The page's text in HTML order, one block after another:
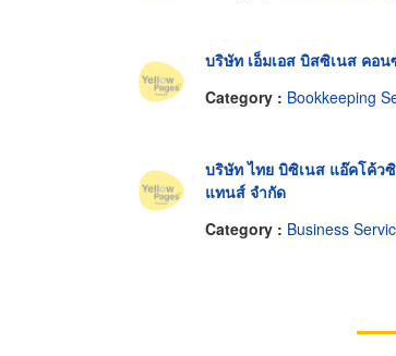
บริษัท เอ็มเอส บิสซิเนส คอ
Category : Bookkeeping
บริษัท ไทย บิซิเนส แอ๊คโค้ว
แทนส์ จำกัด
Category : Business